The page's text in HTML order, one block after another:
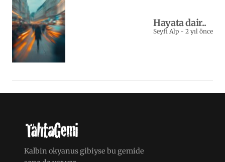
Hayata dair..
Seyfi Alp - 2 yıl önce
Kalbin okyanus gibiyse bu gemide